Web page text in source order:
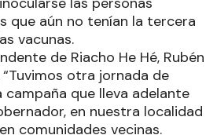
de la edad y
que quienes residan o
cerradas o de
(residencias de adultos
o penitenciarias).
las personas
que aún no tenían la tercera